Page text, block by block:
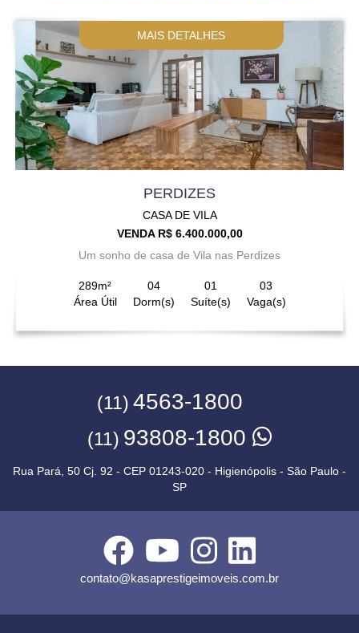
MAIS DETALHES
PERDIZES
CASA DE VILA
VENDA R$ 6.400.000,00
Um sonho de casa de Vila nas Perdizes
289m²
Área Útil
04
Dorm(s)
01
Suíte(s)
03
Vaga(s)
(11) 4563-1800
(11) 93808-1800
Rua Pará, 50 Cj. 92 - CEP 01243-020 - Higienópolis - São Paulo -
SP
contato@kasaprestigeimoveis.com.br